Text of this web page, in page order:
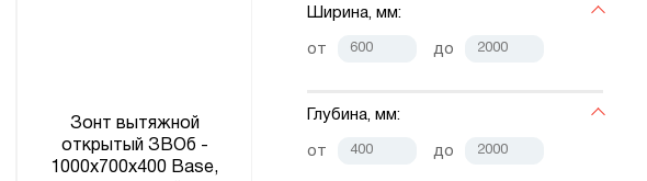
Зонт вытяжной
открытый ЗВОб -
1000x700x400 Base,
Ширина, мм:
от до
Глубина, мм:
от до